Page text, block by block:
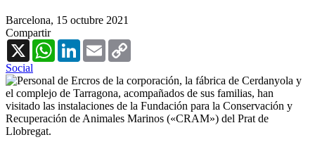
Barcelona, 15 octubre 2021
Compartir
X
WhatsAppLinkedInEmail
Social